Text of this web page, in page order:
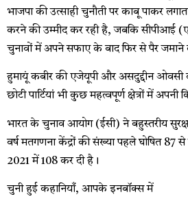
भाजपा की उत्साही चुनौती पर काबू पाकर
करने की उम्मीद कर रही है, जबकि सीपीआई
चुनावों में अपने सफाए के बाद फिर से पैर जमाने
हुमायूं कबीर की एजेयूपी और असदुद्दीन
छोटी पार्टियां भी कुछ महत्वपूर्ण क्षेत्रों में
भारत के चुनाव आयोग (ईसी) ने बहुस्तरीय
वर्ष मतगणना केंद्रों की संख्या पहले घोषित 87
2021 में 108 कर दी है।
चुनी हुई कहानियाँ, आपके इनबॉक्स में